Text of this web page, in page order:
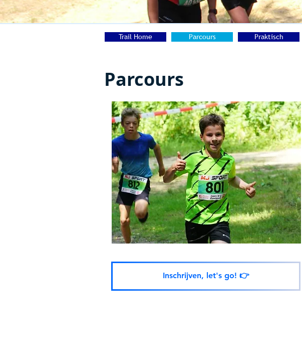
Trail Home Parcours Praktisch
Parcours
Inschrijven, let's go! 👉